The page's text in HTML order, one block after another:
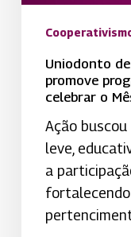
celebrar
Cooperativismo
Uniodonto
promove
celebrar o
Ação
leve,
a